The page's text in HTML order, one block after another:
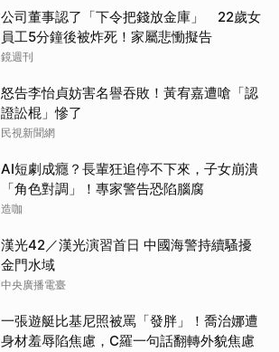
公司董事認了「下令把錢放金庫」 22歲女
員工5分鐘後被炸死！家屬悲慟擬告
鏡週刊
怒告李怡貞妨害名譽吞敗！黃宥嘉遭嗆「認
證訟棍」慘了
民視新聞網
AI短劇成癮？長輩狂追停不下來，子女崩潰
「角色對調」！專家警告恐陷腦腐
造咖
漢光42／漢光演習首日 中國海警持續騷擾
金門水域
中央廣播電臺
一張遊艇比基尼照被罵「發胖」！喬治娜遭
身材羞辱陷焦慮，C羅一句話翻轉外貌焦慮